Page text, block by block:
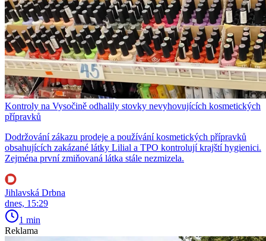
Kontroly na Vysočině odhalily stovky nevyhovujících kosmetických
přípravků
Dodržování zákazu prodeje a používání kosmetických přípravků
obsahujících zakázané látky Lilial a TPO kontrolují krajští hygienici.
Zejména první zmiňovaná látka stále nezmizela.
Jihlavská Drbna
dnes, 15:29
1 min
Reklama